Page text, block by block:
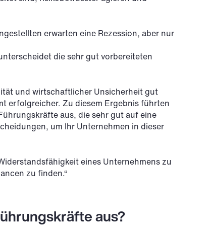
erwarten eine Rezession, aber nur
die sehr gut vorbereiteten
und wirtschaftlicher Unsicherheit gut
erfolgreicher. Zu diesem Ergebnis führten
aus, die sehr gut auf eine
um Ihr Unternehmen in dieser
eines Unternehmens zu
zu finden.“
aus?